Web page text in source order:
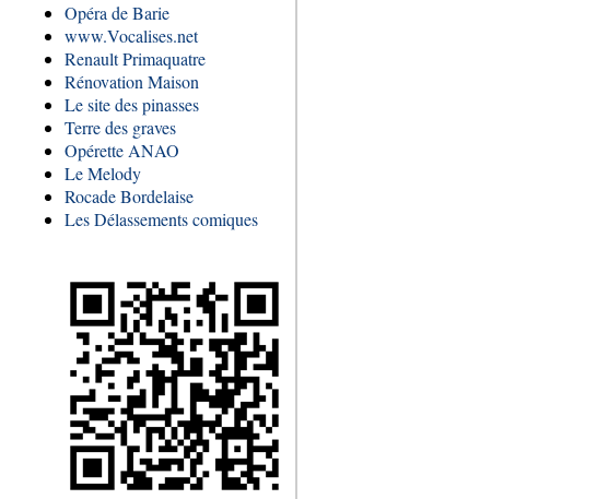
Opéra de Barie
www.Vocalises.net
Renault Primaquatre
Rénovation Maison
Le site des pinasses
Terre des graves
Opérette ANAO
Le Melody
Rocade Bordelaise
Les Délassements comiques